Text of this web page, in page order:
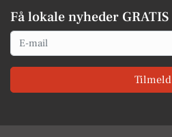
Få lokale nyheder GRATIS
Email
Tilmeld